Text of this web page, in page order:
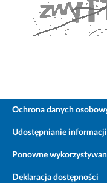
Ochrona danych
Udostępnianie
Ponowne
Deklaracja dostępności